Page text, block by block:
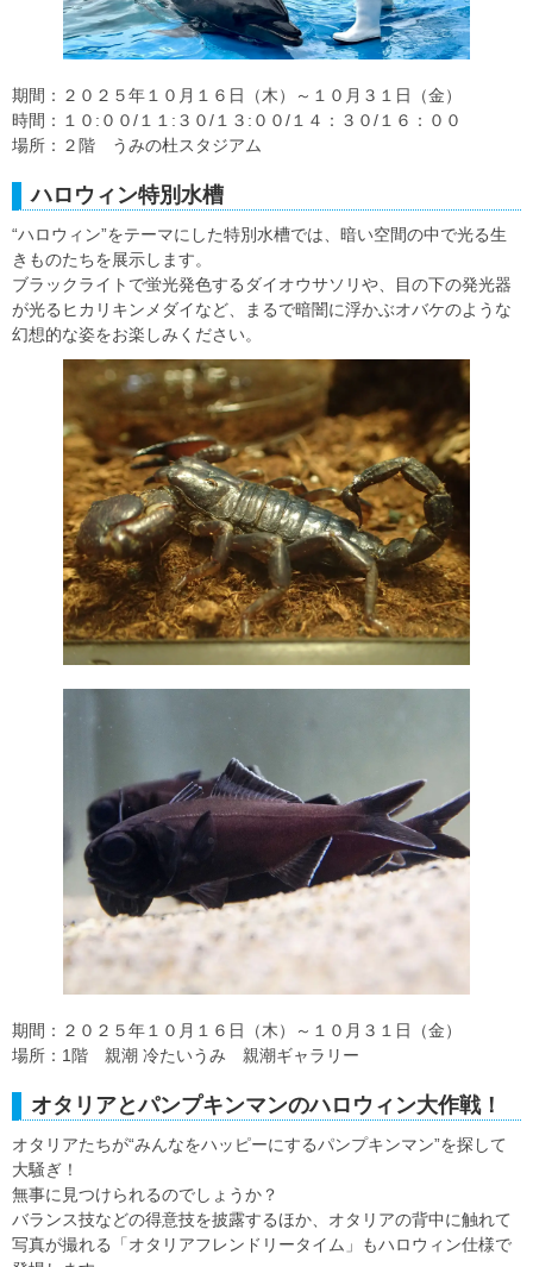
期間：２０２５年１０月１６日（木）～１０月３１日（金）
時間：１０:００/１１:３０/１３:００/１４：３０/１６：００
場所：２階 うみの杜スタジアム
ハロウィン特別水槽
“ハロウィン”をテーマにした特別水槽では、暗い空間の中で光る生
きものたちを展示します。
ブラックライトで蛍光発色するダイオウサソリや、目の下の発光器
が光るヒカリキンメダイなど、まるで暗闇に浮かぶオバケのような
幻想的な姿をお楽しみください。
期間：２０２５年１０月１６日（木）～１０月３１日（金）
場所：1階 親潮 冷たいうみ 親潮ギャラリー
オタリアとパンプキンマンのハロウィン大作戦！
オタリアたちが“みんなをハッピーにするパンプキンマン”を探して
大騒ぎ！
無事に見つけられるのでしょうか？
バランス技などの得意技を披露するほか、オタリアの背中に触れて
写真が撮れる「オタリアフレンドリータイム」もハロウィン仕様で